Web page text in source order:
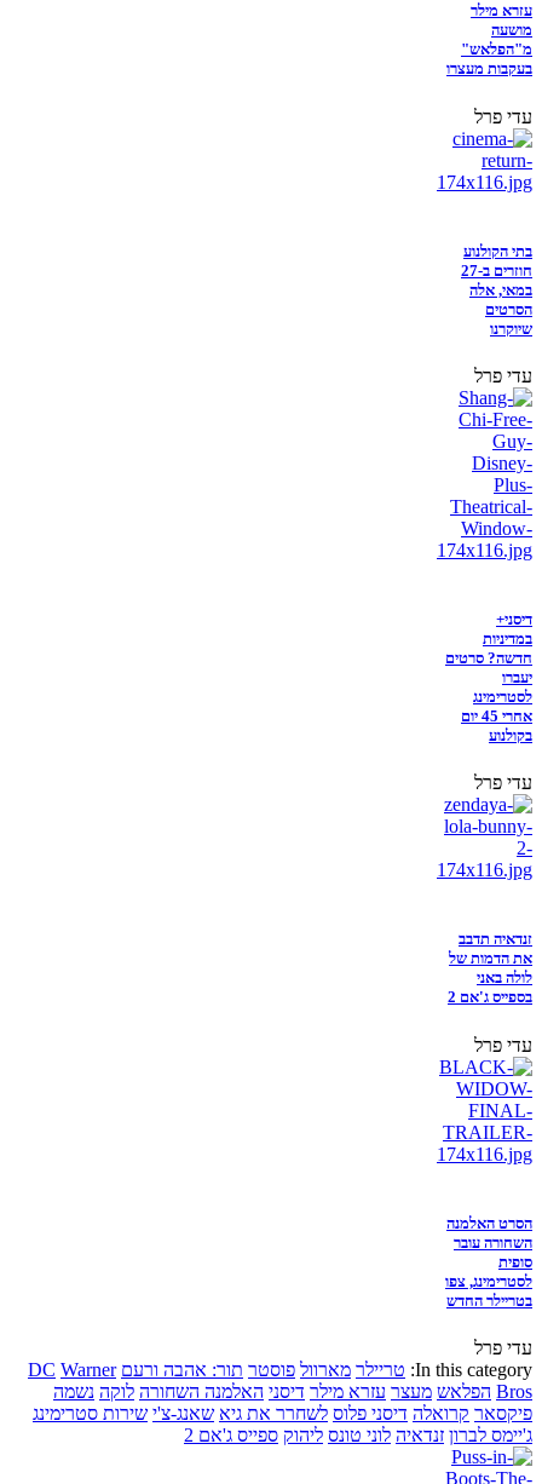
עזרא מילר
מושעה
מ"הפלאש"
בעקבות מעצרו
עדי פרל
בתי הקולנוע
חוזרים ב-27
במאי, אלה
הסרטים
שיוקרנו
עדי פרל
דיסני+
במדיניות
חדשה? סרטים
יעברו
לסטרימינג
אחרי 45 יום
בקולנוע
עדי פרל
זנדאיה תדבב
את הדמות של
לולה באני
בספייס ג'אם 2
עדי פרל
הסרט האלמנה
השחורה עובר
סופית
לסטרימינג, צפו
בטריילר החדש
עדי פרל
In this category: טריילר מארוול פוסטר תור: אהבה ורעם DC Warner
Bros הפלאש מעצר עזרא מילר דיסני האלמנה השחורה לוקה נשמה
פיקסאר קרואלה דיסני פלוס לשחרר את גיא שאנג-צ'י שירות סטרימינג
ג'יימס לברון זנדאיה לוני טונס ליהוק ספייס ג'אם 2